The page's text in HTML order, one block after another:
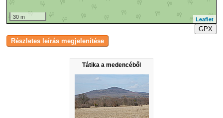
Tátika a medencéből
30 m
Leaflet
GPX